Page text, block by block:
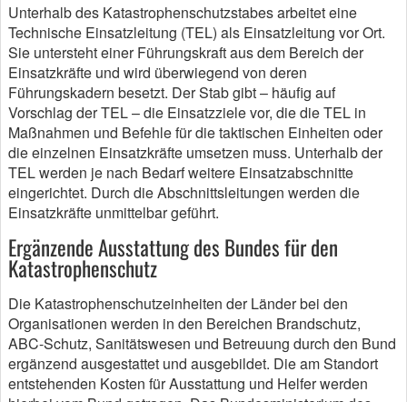
Unterhalb des Katastrophenschutzstabes arbeitet eine
Technische Einsatzleitung (TEL) als Einsatzleitung vor Ort.
Sie untersteht einer Führungskraft aus dem Bereich der
Einsatzkräfte und wird überwiegend von deren
Führungskadern besetzt. Der Stab gibt – häufig auf
Vorschlag der TEL – die Einsatzziele vor, die die TEL in
Maßnahmen und Befehle für die taktischen Einheiten oder
die einzelnen Einsatzkräfte umsetzen muss. Unterhalb der
TEL werden je nach Bedarf weitere Einsatzabschnitte
eingerichtet. Durch die Abschnittsleitungen werden die
Einsatzkräfte unmittelbar geführt.
Ergänzende Ausstattung des Bundes für den
Katastrophenschutz
Die Katastrophenschutzeinheiten der Länder bei den
Organisationen werden in den Bereichen Brandschutz,
ABC-Schutz, Sanitätswesen und Betreuung durch den Bund
ergänzend ausgestattet und ausgebildet. Die am Standort
entstehenden Kosten für Ausstattung und Helfer werden